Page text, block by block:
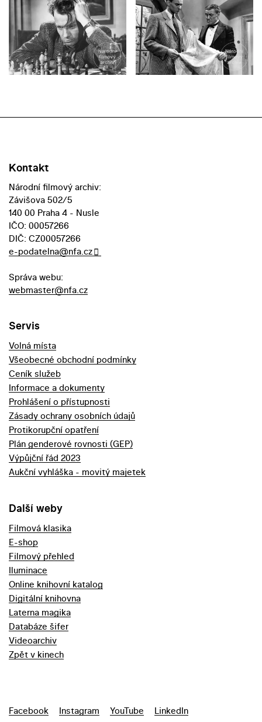
Kontakt
Národní filmový archiv:
Závišova 502/5
140 00 Praha 4 - Nusle
IČO: 00057266
DIČ: CZ00057266
e-podatelna@nfa.cz
Správa webu:
webmaster@nfa.cz
Servis
Volná místa
Všeobecné obchodní podmínky
Ceník služeb
Informace a dokumenty
Prohlášení o přístupnosti
Zásady ochrany osobních údajů
Protikorupční opatření
Plán genderové rovnosti (GEP)
Výpůjční řád 2023
Aukční vyhláška - movitý majetek
Další weby
Filmová klasika
E-shop
Filmový přehled
Iluminace
Online knihovní katalog
Digitální knihovna
Laterna magika
Databáze šifer
Videoarchiv
Zpět v kinech
Facebook Instagram YouTube LinkedIn